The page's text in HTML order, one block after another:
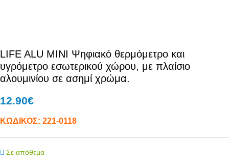
LIFE ALU MINI Ψηφιακό θερμόμετρο και
υγρόμετρο εσωτερικού χώρου, με πλαίσιο
αλουμινίου σε ασημί χρώμα.
12.90€
ΚΩΔΙΚΟΣ: 221-0118
Σε απόθεμα